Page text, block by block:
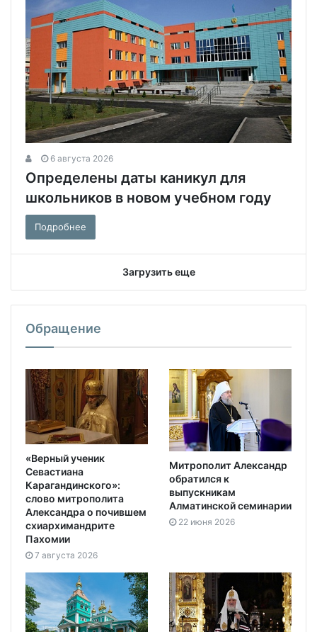
6 августа 2026
Определены даты каникул для
школьников в новом учебном году
Подробнее
Загрузить еще
Обращение
«Верный ученик
Севастиана
Карагандинского»:
слово митрополита
Александра о почившем
схиархимандрите
Пахомии
7 августа 2026
Митрополит Александр
обратился к
выпускникам
Алматинской семинарии
22 июня 2026